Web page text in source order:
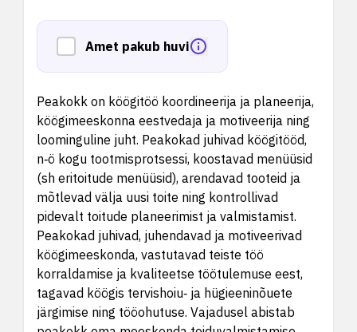
Amet pakub huvi
Peakokk on köögitöö koordineerija ja planeerija,
köögimeeskonna eestvedaja ja motiveerija ning
loominguline juht. Peakokad juhivad köögitööd,
n‑ö kogu tootmisprotsessi, koostavad menüüsid
(sh eritoitude menüüsid), arendavad tooteid ja
mõtlevad välja uusi toite ning kontrollivad
pidevalt toitude planeerimist ja valmistamist.
Peakokad juhivad, juhendavad ja motiveerivad
köögimeeskonda, vastutavad teiste töö
korraldamise ja kvaliteetse töötulemuse eest,
tagavad köögis tervishoiu‑ ja hügieeninõuete
järgimise ning tööohutuse. Vajadusel abistab